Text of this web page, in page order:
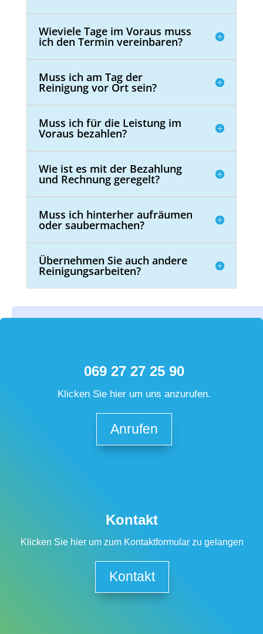
Wieviele Tage im Voraus muss
ich den Termin vereinbaren?
Muss ich am Tag der
Reinigung vor Ort sein?
Muss ich für die Leistung im
Voraus bezahlen?
Wie ist es mit der Bezahlung
und Rechnung geregelt?
Muss ich hinterher aufräumen
oder saubermachen?
Übernehmen Sie auch andere
Reinigungsarbeiten?
069 27 27 25 90
Klicken Sie hier um uns anzurufen.
Anrufen
Kontakt
Klicken Sie hier um zum Kontaktformular zu gelangen
Kontakt